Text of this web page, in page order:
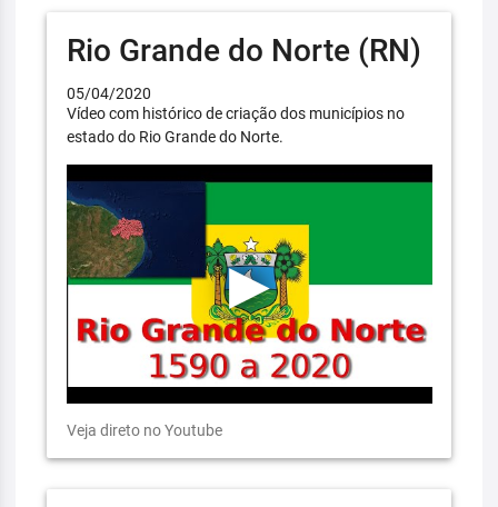
Rio Grande do Norte (RN)
05/04/2020
Vídeo com histórico de criação dos municípios no
estado do Rio Grande do Norte.
Veja direto no Youtube